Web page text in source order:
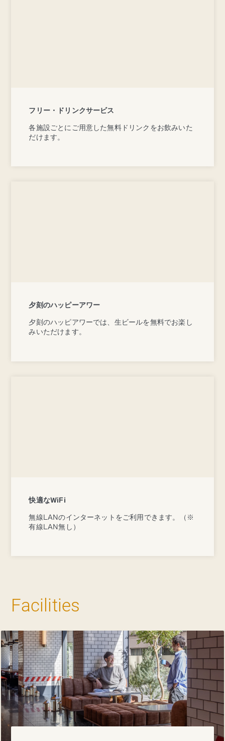
フリー・ドリンクサービス
各施設ごとにご用意した無料ドリンクをお飲みいた
だけます。
夕刻のハッピーアワー
夕刻のハッピアワーでは、生ビールを無料でお楽し
みいただけます。
快適なWiFi
無線LANのインターネットをご利用できます。（※
有線LAN無し）
Facilities